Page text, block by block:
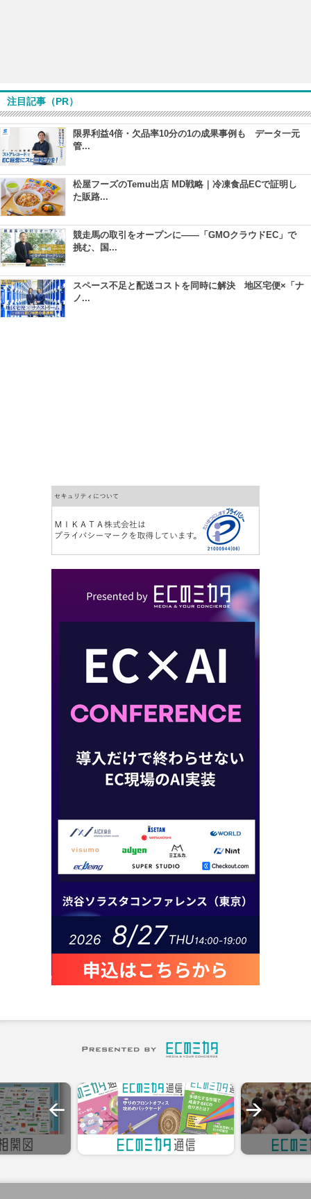
注目記事（PR）
限界利益4倍・欠品率10分の1の成果事例も データ一元
管...
松屋フーズのTemu出店 MD戦略｜冷凍食品ECで証明し
た販路...
競走馬の取引をオープンに――「GMOクラウドEC」で
挑む、国...
スペース不足と配送コストを同時に解決 地区宅便×「ナ
ノ...